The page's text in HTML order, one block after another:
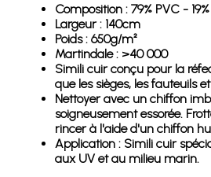
Composition : 79% PVC -
Largeur : 140cm
Poids : 650g/m²
Martindale : >40 000
Simili cuir conçu pour la
que les sièges, les fauteuils
Nettoyer avec un chiffon
soigneusement essorée.
rincer à l'aide d'un chiffon
Application : Simili cuir
aux UV et au milieu marin.